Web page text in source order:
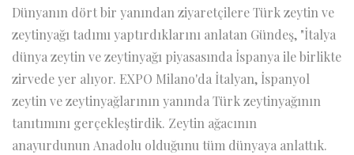
Dünyanın dört bir yanından ziyaretçilere Türk zeytin ve
zeytinyağı tadımı yaptırdıklarını anlatan Gündeş, "İtalya
dünya zeytin ve zeytinyağı piyasasında İspanya ile birlikte
zirvede yer alıyor. EXPO Milano'da İtalyan, İspanyol
zeytin ve zeytinyağlarının yanında Türk zeytinyağının
tanıtımını gerçekleştirdik. Zeytin ağacının
anayurdunun Anadolu olduğunu tüm dünyaya anlattık.